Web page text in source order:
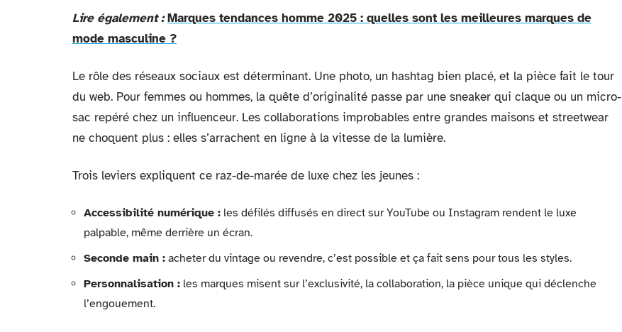
Lire également : Marques tendances homme 2025 : quelles sont les meilleures marques de
mode masculine ?
Le rôle des réseaux sociaux est déterminant. Une photo, un hashtag bien placé, et la pièce fait le tour
du web. Pour femmes ou hommes, la quête d’originalité passe par une sneaker qui claque ou un micro-
sac repéré chez un influenceur. Les collaborations improbables entre grandes maisons et streetwear
ne choquent plus : elles s’arrachent en ligne à la vitesse de la lumière.
Trois leviers expliquent ce raz-de-marée de luxe chez les jeunes :
Accessibilité numérique : les défilés diffusés en direct sur YouTube ou Instagram rendent le luxe
palpable, même derrière un écran.
Seconde main : acheter du vintage ou revendre, c’est possible et ça fait sens pour tous les styles.
Personnalisation : les marques misent sur l’exclusivité, la collaboration, la pièce unique qui déclenche
l’engouement.